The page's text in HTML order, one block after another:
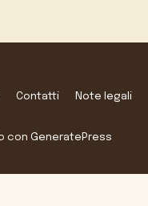
Contatti Note legali
con GeneratePress